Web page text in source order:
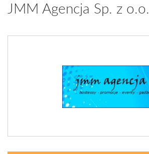
JMM Agencja Sp. z o.o.